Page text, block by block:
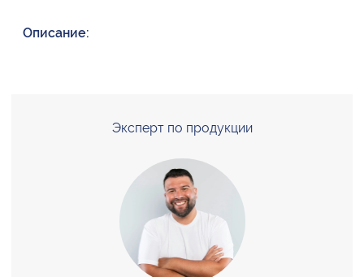
Описание:
Эксперт по продукции